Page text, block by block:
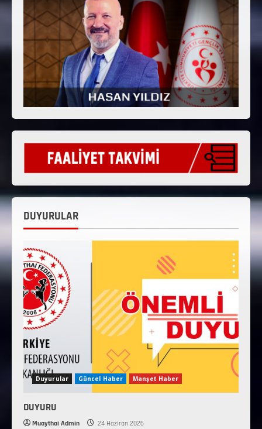
DUYURULAR
Duyurular Güncel Haber Manşet Haber
DUYURU
Muaythai Admin 24 Haziran 2026